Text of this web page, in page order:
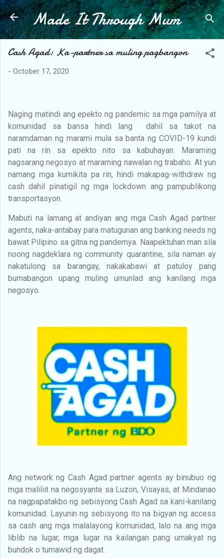
Skip to main content
Made It Through Mum
Cash Agad: Ka-partner sa muling pagbangon
- October 17, 2020
Naging matindi ang epekto ng pandemic sa mga pamilya at
komunidad sa bansa hindi lang dahil sa takot na
naramdaman ng marami mula sa banta ng COVID-19 kundi
pati na rin sa epekto nito sa kabuhayan. Maraming
nagsarang negosyo at maraming nawalan ng trabaho. At yun
namang mga kumikita pa rin, hindi makapag-withdraw ng
cash dahil pinatigil ng mga lockdown ang pampublikong
transportasyon.
Mabuti na lamang at andiyan ang mga Cash Agad partner
agents, naka-antabay para matugunan ang banking needs ng
bawat Pilipino sa gitna ng pandemya. Naapektuhan man sila
noong nagdeklara ng community quarantine, sila naman ay
nakatulong sa barangay, nakakabawi at patuloy pang
bumabangon upang muling umunlad ang kanilang mga
negosyo.
Ang network ng Cash Agad partner agents ay binubuo ng
mga maliliit na negosyante sa Luzon, Visayas, at Mindanao
na nagpapatakbo ng sebisyong Cash Agad sa kani-kanilang
komunidad. Layunin ng sebisyong ito na bigyan ng access
sa cash ang mga malalayong komunidad, lalo na ang mga
liblib na lugar, mga lugar na kailangan pang umakyat ng
bundok o tumawid ng dagat.